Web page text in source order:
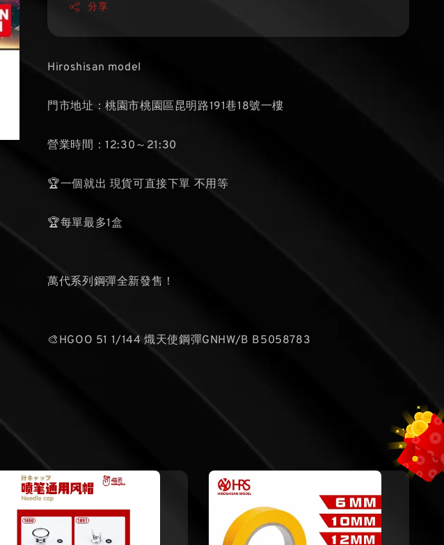
分享
Hiroshisan model
門市地址：桃園市桃園區昆明路191巷18號一樓
營業時間：12:30～21:30
🏆一個就出 現貨可直接下單 不用等
🏆每單最多1盒
萬代系列鋼彈全新發售！
🎨HGOO 51 1/144 熾天使鋼彈GNHW/B B5058783